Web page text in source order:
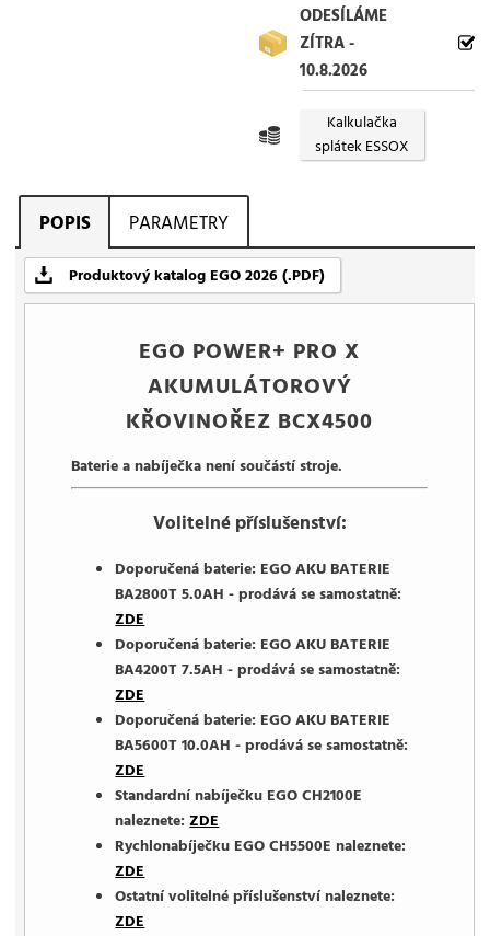
ODESÍLÁME
ZÍTRA -
10.8.2026
Kalkulačka
splátek ESSOX
POPIS PARAMETRY
Produktový katalog EGO 2026 (.PDF)
EGO POWER+ PRO X
AKUMULÁTOROVÝ
KŘOVINOŘEZ BCX4500
Baterie a nabíječka není součástí stroje.
Volitelné příslušenství:
Doporučená baterie: EGO AKU BATERIE
BA2800T 5.0AH - prodává se samostatně:
ZDE
Doporučená baterie: EGO AKU BATERIE
BA4200T 7.5AH - prodává se samostatně:
ZDE
Doporučená baterie: EGO AKU BATERIE
BA5600T 10.0AH - prodává se samostatně:
ZDE
Standardní nabíječku EGO CH2100E
naleznete:ZDE
Rychlonabíječku EGO CH5500E naleznete:
ZDE
Ostatní volitelné příslušenství naleznete:
ZDE